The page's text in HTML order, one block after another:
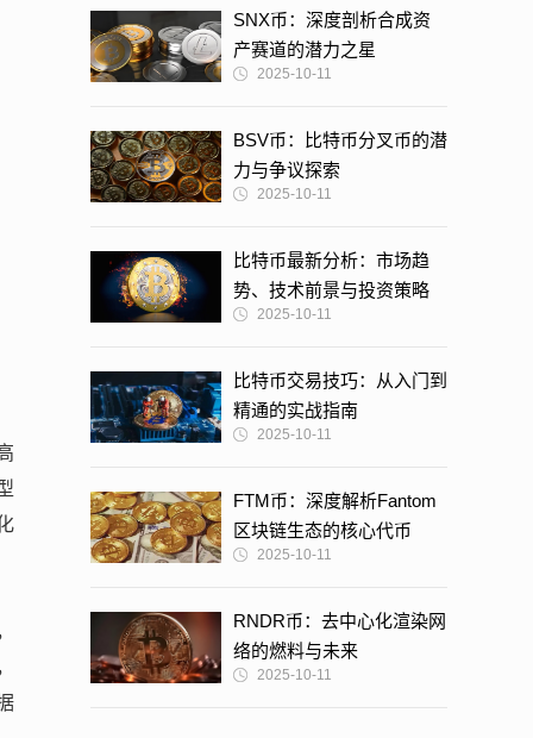
SNX币：深度剖析合成资
产赛道的潜力之星
2025-10-11
BSV币：比特币分叉币的潜
力与争议探索
2025-10-11
比特币最新分析：市场趋
势、技术前景与投资策略
2025-10-11
比特币交易技巧：从入门到
精通的实战指南
2025-10-11
FTM币：深度解析Fantom
区块链生态的核心代币
2025-10-11
RNDR币：去中心化渲染网
络的燃料与未来
2025-10-11